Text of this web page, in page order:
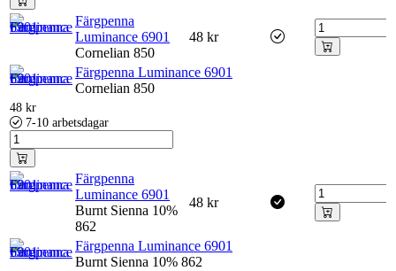
Färgpenna
Luminance 6901
Cornelian 850
48 kr
Färgpenna Luminance 6901
Cornelian 850
48 kr
7-10 arbetsdagar
Färgpenna
Luminance 6901
Burnt Sienna 10%
862
48 kr
Färgpenna Luminance 6901
Burnt Sienna 10% 862